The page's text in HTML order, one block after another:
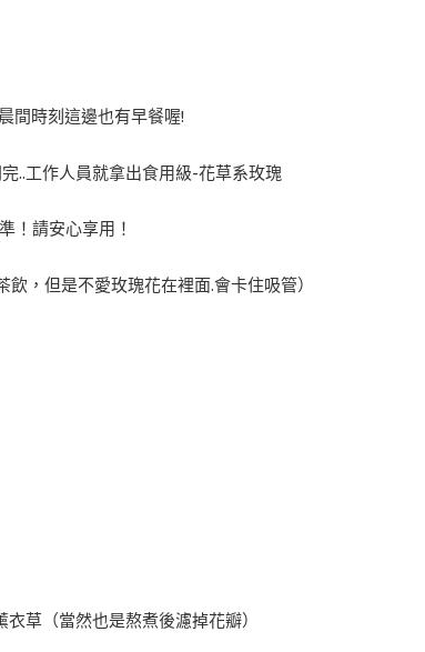
間時刻這邊也有早餐喔!
..工作人員就拿出食用級-花草系玫瑰
！請安心享用！
，但是不愛玫瑰花在裡面.會卡住吸管）
草（當然也是熬煮後濾掉花瓣）